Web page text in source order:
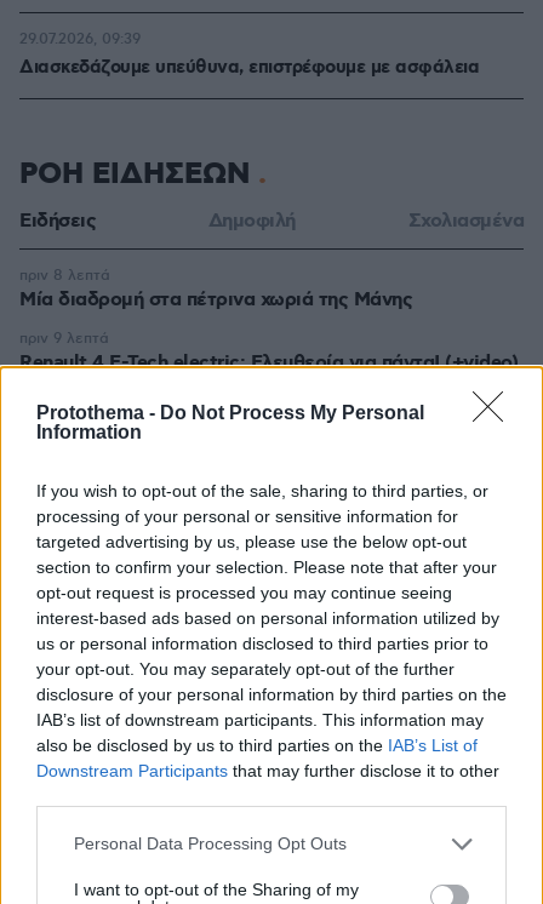
Protothema - Do Not Process My Personal
Information
If you wish to opt-out of the sale, sharing to third parties, or
processing of your personal or sensitive information for
targeted advertising by us, please use the below opt-out
section to confirm your selection. Please note that after your
opt-out request is processed you may continue seeing
interest-based ads based on personal information utilized by
us or personal information disclosed to third parties prior to
your opt-out. You may separately opt-out of the further
disclosure of your personal information by third parties on the
IAB’s list of downstream participants. This information may
also be disclosed by us to third parties on the IAB’s List of
Downstream Participants that may further disclose it to other
Please note that this website/app uses one or more Google
not limited to your visit or usage behaviour. You may click to
Personal Data Processing Opt Outs
I want to opt-out of the Sharing of my
Διασκεδάζουμε υπεύθυνα, επιστρέφουμε με ασφάλεια
29.07.2026, 09:39
ΡΟΗ ΕΙΔΗΣΕΩΝ
Ειδήσεις Δημοφιλή Σχολιασμένα
Μία διαδρομή στα πέτρινα χωριά της Μάνης
πριν 8 λεπτά
Renault 4 E-Tech electric: Ελευθερία για πάντα! (+video)
πριν 9 λεπτά
Ποιο αυτοκίνητο βενζίνης έκανε 1.980 χλμ με έναν
πριν 12 λεπτά
Εντυπωσιακό: Έπεσε η στάθμη του Δούναβη και
φάνηκαν τα θεμέλια αρχαίας γέφυρας του Μεγάλου
Κωνσταντίνου, δείτε φωτογραφίες
πριν 12 λεπτά
Χωρίς ενεργό μέτωπο η φωτιά στην Aγία Μαρίνα
Ηλείας, δείτε φωτογραφίες
πριν 12 λεπτά
Washington Post: Ο Τραμπ «έχρισε» διάδοχό του τον
Βανς, είπε σε δωρητές των Ρεπουμπλικανών ότι θέλει
να τον δει πρόεδρο το 2028
πριν 13 λεπτά
ηλεκτρικά
πριν 14 λεπτά